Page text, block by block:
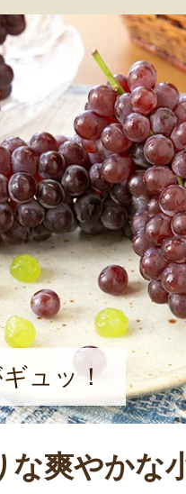
自然豊かなエリ
候で、昼夜の寒
きりしている。
条件がそろった
さまざまな農産
くらんぼ、りん
盛んだ。また、
乳牛」の飼育も
くりや循環型農
ュッ！
な爽やかな